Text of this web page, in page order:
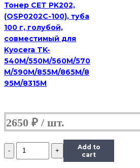
Kyocera
TK-
3190,
4.0,
Bk,
900
г,
канистра
Тонер CET PK202,
(OSP0202C-100), туба
100 г, голубой,
совместимый для
Kyocera TK-
540M/550M/560M/570
M/590M/855M/865M/8
95M/8315M
2650 ₽
Количество
Тонер
Add to
cart